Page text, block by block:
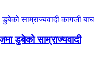
डुबेको साम्राज्यवादी